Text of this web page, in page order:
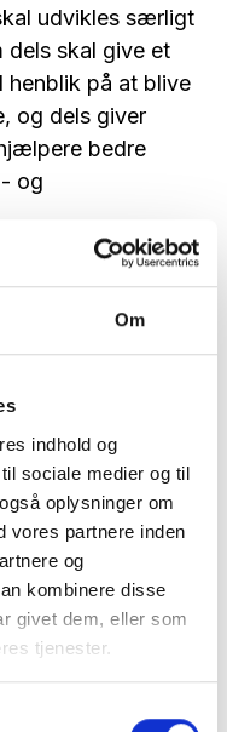
Om
indhold og
sociale medier og til
oplysninger om
vores partnere inden
og
kombinere disse
givet dem, eller som
tjenester.
udvikles særligt
skal give et
på at blive
og dels giver
bedre
og